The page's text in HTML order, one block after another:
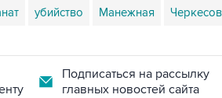
убийство Манежная Черкесов
Подписаться на рассылку
главных новостей сайта